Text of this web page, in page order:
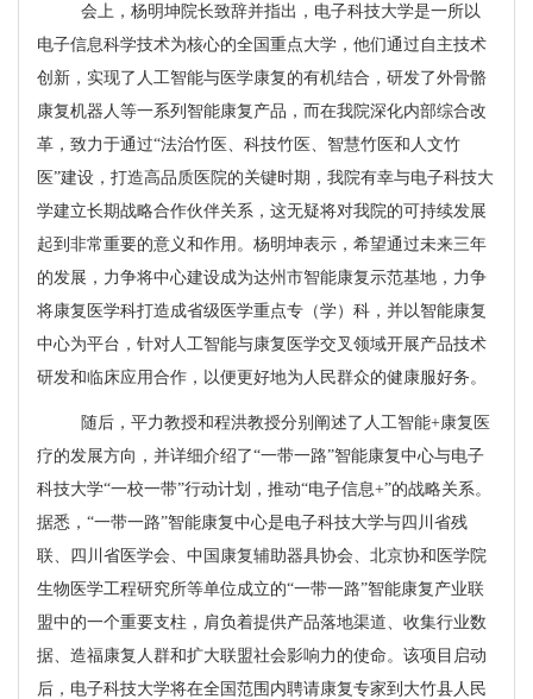
会上，杨明坤院长致辞并指出，电子科技大学是一所以
电子信息科学技术为核心的全国重点大学，他们通过自主技术
创新，实现了人工智能与医学康复的有机结合，研发了外骨骼
康复机器人等一系列智能康复产品，而在我院深化内部综合改
革，致力于通过“法治竹医、科技竹医、智慧竹医和人文竹
医”建设，打造高品质医院的关键时期，我院有幸与电子科技大
学建立长期战略合作伙伴关系，这无疑将对我院的可持续发展
起到非常重要的意义和作用。杨明坤表示，希望通过未来三年
的发展，力争将中心建设成为达州市智能康复示范基地，力争
将康复医学科打造成省级医学重点专（学）科，并以智能康复
中心为平台，针对人工智能与康复医学交叉领域开展产品技术
研发和临床应用合作，以便更好地为人民群众的健康服好务。
随后，平力教授和程洪教授分别阐述了人工智能+康复医
疗的发展方向，并详细介绍了“一带一路”智能康复中心与电子
科技大学“一校一带”行动计划，推动“电子信息+”的战略关系。
据悉，“一带一路”智能康复中心是电子科技大学与四川省残
联、四川省医学会、中国康复辅助器具协会、北京协和医学院
生物医学工程研究所等单位成立的“一带一路”智能康复产业联
盟中的一个重要支柱，肩负着提供产品落地渠道、收集行业数
据、造福康复人群和扩大联盟社会影响力的使命。该项目启动
后，电子科技大学将在全国范围内聘请康复专家到大竹县人民